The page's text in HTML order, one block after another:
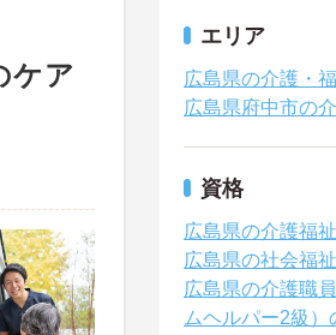
ケア
エリア
広島県の介護・
広島県府中市の
資格
広島県の介護福
広島県の社会福
広島県の介護職
ムヘルパー2級）